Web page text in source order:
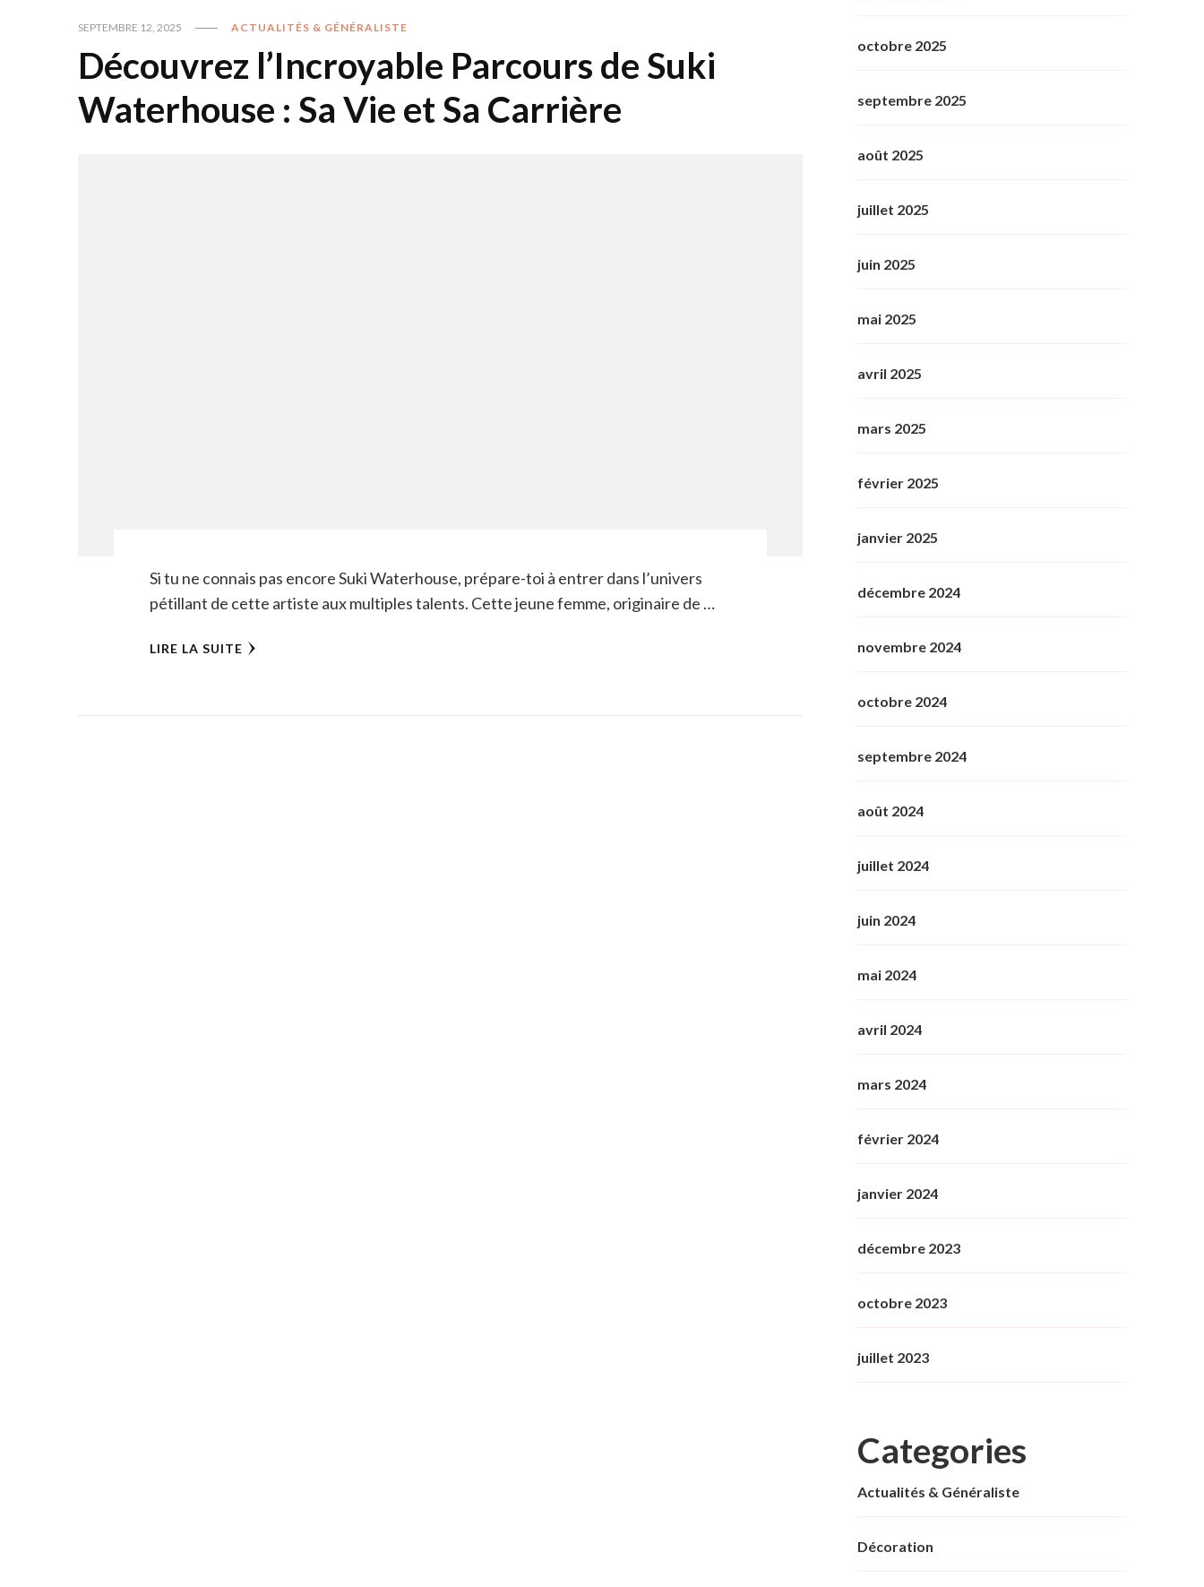
SEPTEMBRE 12, 2025 ACTUALITÉS & GÉNÉRALISTE
Découvrez l’Incroyable Parcours de Suki
Waterhouse : Sa Vie et Sa Carrière
Si tu ne connais pas encore Suki Waterhouse, prépare-toi à entrer dans l’univers
pétillant de cette artiste aux multiples talents. Cette jeune femme, originaire de …
LIRE LA SUITE
octobre 2025
septembre 2025
août 2025
juillet 2025
juin 2025
mai 2025
avril 2025
mars 2025
février 2025
janvier 2025
décembre 2024
novembre 2024
octobre 2024
septembre 2024
août 2024
juillet 2024
juin 2024
mai 2024
avril 2024
mars 2024
février 2024
janvier 2024
décembre 2023
octobre 2023
juillet 2023
Categories
Actualités & Généraliste
Décoration